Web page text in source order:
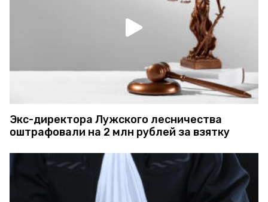
Экс-директора Лужского лесничества
оштрафовали на 2 млн рублей за взятку